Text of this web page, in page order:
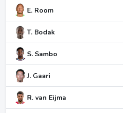
E. Room
T. Bodak
S. Sambo
J. Gaari
R. van Eijma